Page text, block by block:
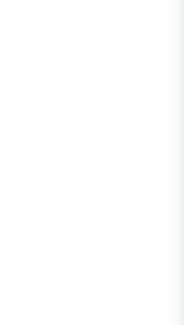
arkitekturpris, mens TRÆ og